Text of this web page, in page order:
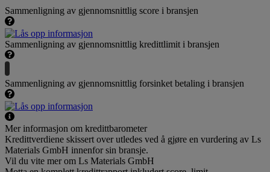
Sammenligning av gjennomsnittlig score i bransjen
Sammenligning av gjennomsnittlig kredittlimit i bransjen
Sammenligning av gjennomsnittlig forsinket betaling i bransjen
Mer informasjon om kredittbarometer
Kredittverdiene skissert over utledes ved å gjøre en vurdering av Ls
Materials GmbH innenfor sin bransje.
Vil du vite mer om Ls Materials GmbH